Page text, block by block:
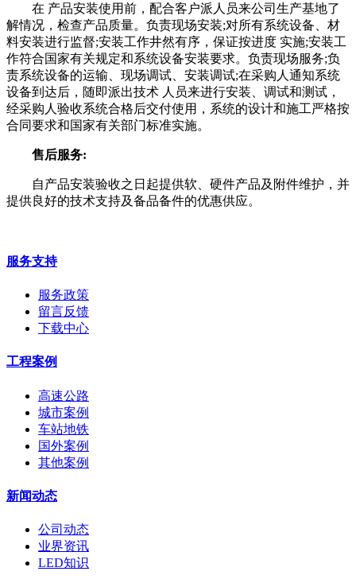
在 产品安装使用前，配合客户派人员来公司生产基地了
解情况，检查产品质量。负责现场安装;对所有系统设备、材
料安装进行监督;安装工作井然有序，保证按进度 实施;安装工
作符合国家有关规定和系统设备安装要求。负责现场服务;负
责系统设备的运输、现场调试、安装调试;在采购人通知系统
设备到达后，随即派出技术 人员来进行安装、调试和测试，
经采购人验收系统合格后交付使用，系统的设计和施工严格按
合同要求和国家有关部门标准实施。
售后服务:
自产品安装验收之日起提供软、硬件产品及附件维护，并
提供良好的技术支持及备品备件的优惠供应。
服务支持
服务政策
留言反馈
下载中心
工程案例
高速公路
城市案例
车站地铁
国外案例
其他案例
新闻动态
公司动态
业界资讯
LED知识